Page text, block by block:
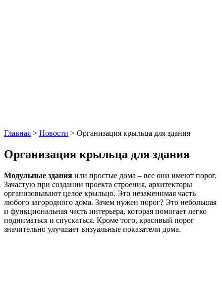
Главная > Новости > Организация крыльца для здания
Организация крыльца для здания
Модульные здания или простые дома – все они имеют порог.
Зачастую при создании проекта строения, архитекторы
организовывают целое крыльцо. Это незаменимая часть
любого загородного дома. Зачем нужен порог? Это небольшая
и функциональная часть интерьера, которая помогает легко
подниматься и спускаться. Кроме того, красивый порог
значительно улучшает визуальные показатели дома.